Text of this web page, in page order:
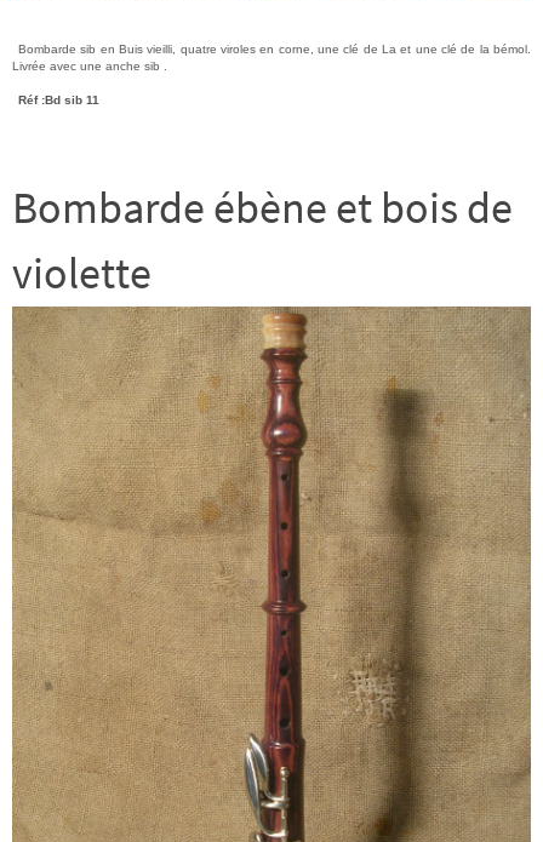
Bombarde sib en Buis vieilli, quatre viroles en corne, une clé de La et une clé de la bémol.
Livrée avec une anche sib .
Réf :Bd sib 11
Bombarde ébène et bois de
violette